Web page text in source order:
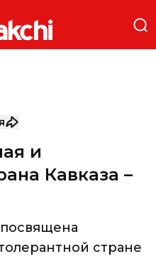
и
Кавказа –
стране